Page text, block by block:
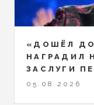
«ДОШЁЛ
НАГРАДИЛ
ЗАСЛУГИ
05.08.2026